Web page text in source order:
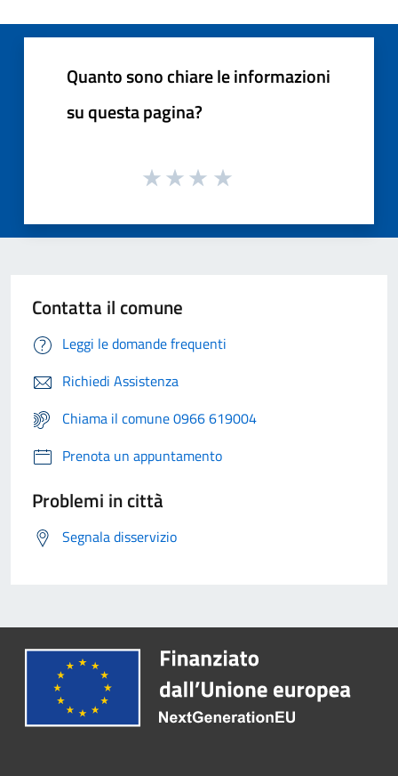
Quanto sono chiare le informazioni
su questa pagina?
Contatta il comune
Leggi le domande frequenti
Richiedi Assistenza
Chiama il comune 0966 619004
Prenota un appuntamento
Problemi in città
Segnala disservizio